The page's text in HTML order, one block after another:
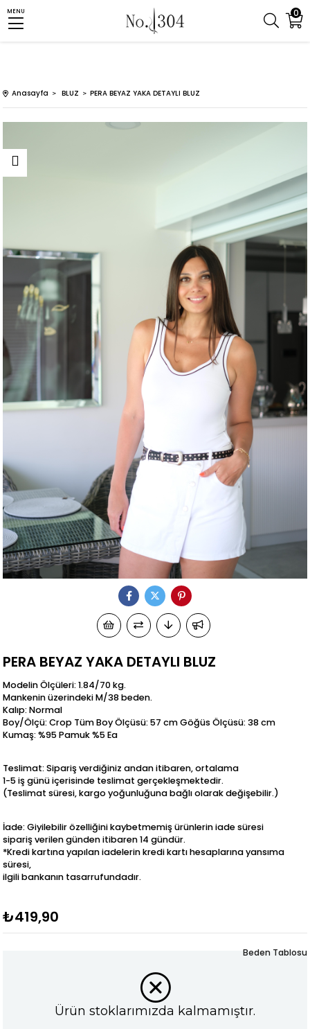
0
MENU
Anasayfa BLUZ PERA BEYAZ YAKA DETAYLI BLUZ
PERA BEYAZ YAKA DETAYLI BLUZ
Modelin Ölçüleri: 1.84/70 kg.
Mankenin üzerindeki M/38 beden.
Kalıp: Normal
Boy/Ölçü: Crop Tüm Boy Ölçüsü: 57 cm Göğüs Ölçüsü: 38 cm
Kumaş: %95 Pamuk %5 Ea
Teslimat: Sipariş verdiğiniz andan itibaren, ortalama
1-5 iş günü içerisinde teslimat gerçekleşmektedir.
(Teslimat süresi, kargo yoğunluğuna bağlı olarak değişebilir.)
İade: Giyilebilir özelliğini kaybetmemiş ürünlerin iade süresi
sipariş verilen günden itibaren 14 gündür.
*Kredi kartına yapılan iadelerin kredi kartı hesaplarına yansıma
süresi,
ilgili bankanın tasarrufundadır.
₺419,90
Ürün stoklarımızda kalmamıştır.
Beden Tablosu